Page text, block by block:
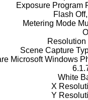
Exposure Program
Flash
Metering Mode
Resolution
Scene Capture
Microsoft Windows
White
X
Y